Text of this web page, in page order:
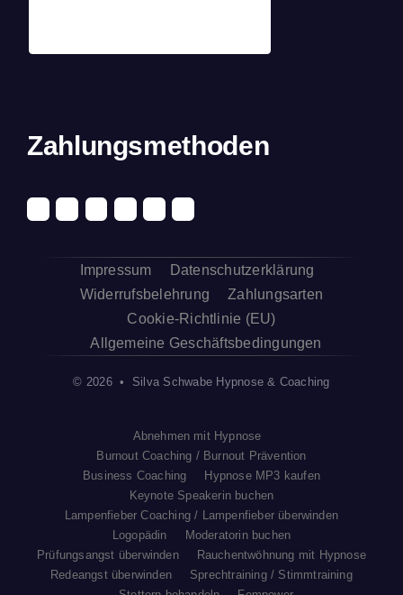
Zahlungsmethoden
Impressum
Datenschutzerklärung
Widerrufsbelehrung
Zahlungsarten
Cookie-Richtlinie (EU)
Allgemeine Geschäftsbedingungen
© 2026 • Silva Schwabe Hypnose & Coaching
Abnehmen mit Hypnose
Burnout Coaching / Burnout Prävention
Business Coaching
Hypnose MP3 kaufen
Keynote Speakerin buchen
Lampenfieber Coaching / Lampenfieber überwinden
Logopädin
Moderatorin buchen
Prüfungsangst überwinden
Rauchentwöhnung mit Hypnose
Redeangst überwinden
Sprechtraining / Stimmtraining